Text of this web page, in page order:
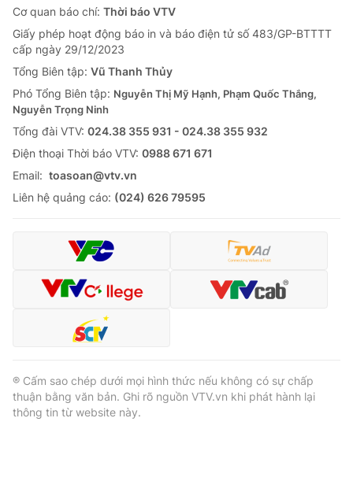
Cơ quan báo chí: Thời báo VTV
Giấy phép hoạt động báo in và báo điện tử số 483/GP-BTTTT
cấp ngày 29/12/2023
Tổng Biên tập: Vũ Thanh Thủy
Phó Tổng Biên tập: Nguyễn Thị Mỹ Hạnh, Phạm Quốc Thắng,
Nguyễn Trọng Ninh
Tổng đài VTV: 024.38 355 931 - 024.38 355 932
Ðiện thoại Thời báo VTV: 0988 671 671
Email: toasoan@vtv.vn
Liên hệ quảng cáo: (024) 626 79595
® Cấm sao chép dưới mọi hình thức nếu không có sự chấp
thuận bằng văn bản. Ghi rõ nguồn VTV.vn khi phát hành lại
thông tin từ website này.